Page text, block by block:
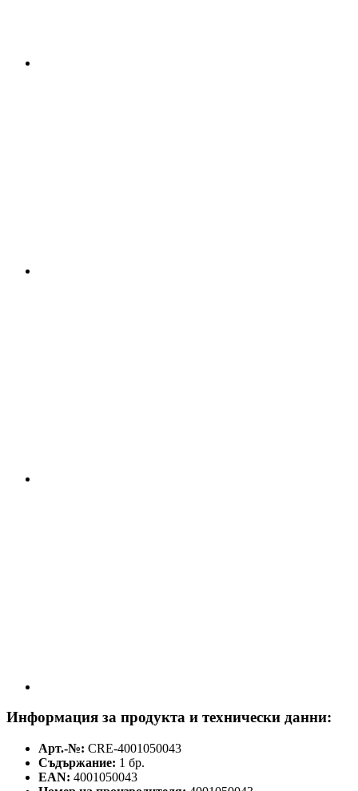
Информация за продукта и технически данни:
Арт.-№: CRE-4001050043
Съдържание: 1 бр.
EAN: 4001050043